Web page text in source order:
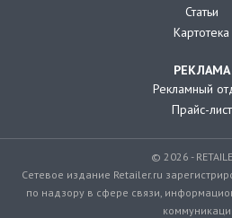
Статьи
Картотека
РЕКЛАМА
Рекламный
Прайс-лист
© 2026 -
Сетевое издание Retailer.ru
по надзору в сфере связи,